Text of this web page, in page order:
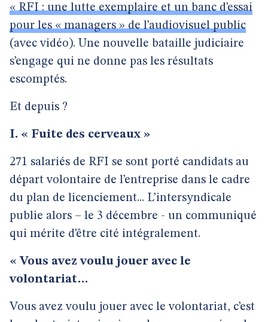
« RFI : une lutte exemplaire et un banc d’essai
pour les « managers » de l’audiovisuel public
(avec vidéo). Une nouvelle bataille judiciaire
s’engage qui ne donne pas les résultats
escomptés.
Et depuis ?
I. « Fuite des cerveaux »
271 salariés de RFI se sont porté candidats au
départ volontaire de l’entreprise dans le cadre
du plan de licenciement... L’intersyndicale
publie alors – le 3 décembre - un communiqué
qui mérite d’être cité intégralement.
« Vous avez voulu jouer avec le
volontariat…
Vous avez voulu jouer avec le volontariat, c’est